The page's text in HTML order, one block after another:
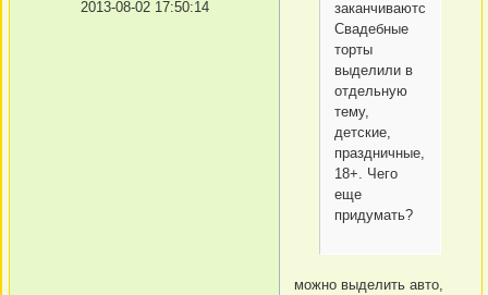
2013-08-02 17:50:14
заканчиваются...
Свадебные
торты
выделили в
отдельную
тему,
детские,
праздничные,
18+. Чего
еще
придумать?
можно выделить авто,